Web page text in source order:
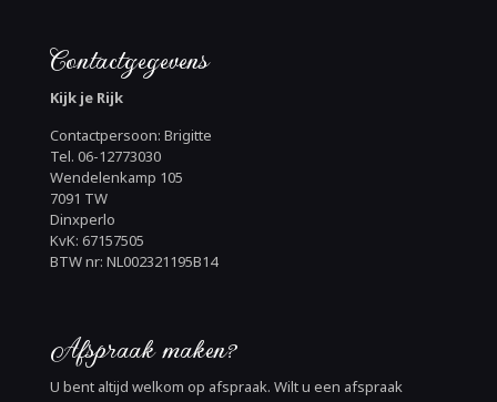
Contactgegevens
Kijk je Rijk
Contactpersoon: Brigitte
Tel. 06-12773030
Wendelenkamp 105
7091 TW
Dinxperlo
KvK: 67157505
BTW nr: NL002321195B14
Afspraak maken?
U bent altijd welkom op afspraak. Wilt u een afspraak